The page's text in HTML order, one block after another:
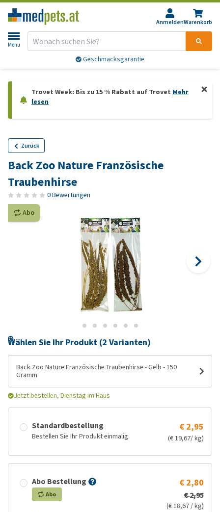
AnmeldenWarenkorb
Menu
Geschmacksgarantie
Trovet Week: Bis zu 15 % Rabatt auf Trovet Mehr
lesen
Zurück
Back Zoo Nature Französische
Traubenhirse
0 Bewertungen
Abo
Wählen Sie Ihr Produkt (2 Varianten)
Back Zoo Nature Französische Traubenhirse - Gelb - 150
Gramm
Jetzt bestellen, Dienstag im Haus
Standardbestellung
Bestellen Sie Ihr Produkt einmalig
€ 2,95
(€ 19,67/ kg)
Abo Bestellung
Abo
€ 2,80
€ 2,95
(€ 18,67 / kg)